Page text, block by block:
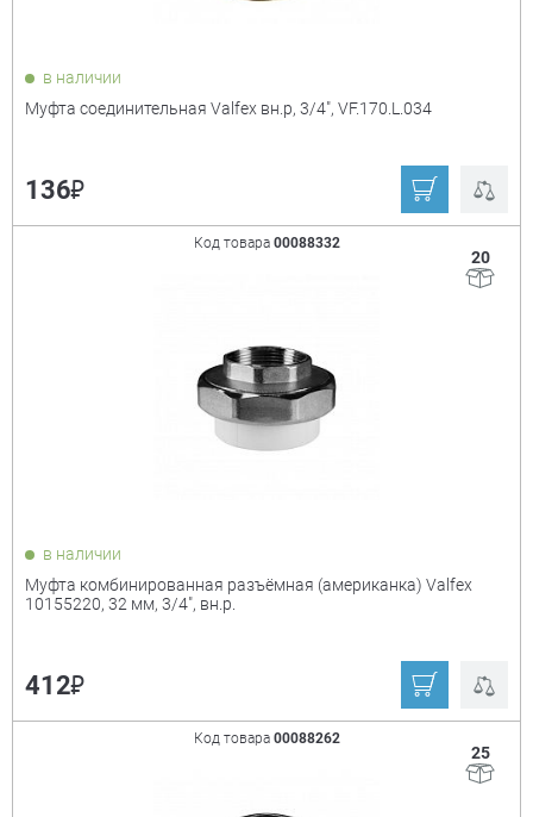
в наличии
Муфта соединительная Valfex вн.р, 3/4", VF.170.L.034
136₽
Код товара 00088332
20
в наличии
Муфта комбинированная разъёмная (американка) Valfex
10155220, 32 мм, 3/4", вн.р.
412₽
Код товара 00088262
25